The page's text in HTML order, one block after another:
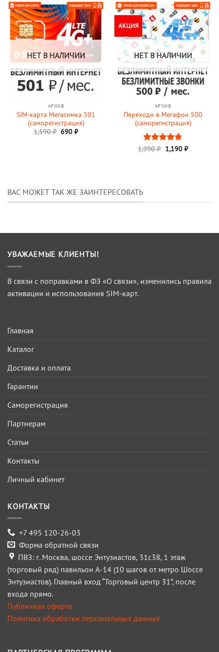
НЕТ В НАЛИЧИИ
АРХИВ
SIM-карта Мегасимка 501
(саморегистрация)
1,590₽ Первоначальная
690₽Текущая
АКЦИЯ
НЕТ В НАЛИЧИИ
АРХИВ
Переходи в Мегафон 500
(саморегистрация)
Оценка
1,990₽ Первоначальная
цена
1,190 ₽Текущая
ВАС МОЖЕТ ТАК ЖЕ ЗАИНТЕРЕСОВАТЬ
УВАЖАЕМЫЕ КЛИЕНТЫ!
В связи с поправками в ФЗ «О связи», изменились правила
активации и использования SIM-карт.
Главная
Каталог
Доставка и оплата
Гарантии
Саморегистрация
Партнерам
Статьи
Контакты
Личный кабинет
КОНТАКТЫ
+7 495 120-26-03
Форма обратной связи
ПВЗ: г. Москва, шоссе Энтузиастов, 31с38, 1 этаж
(торговый ряд) павильон А-14 (10 шагов от метро Шоссе
Энтузиастов). Главный вход “Торговый центр 31”, после
входа прямо.
Публичная оферта
Политика обработки персональных данных